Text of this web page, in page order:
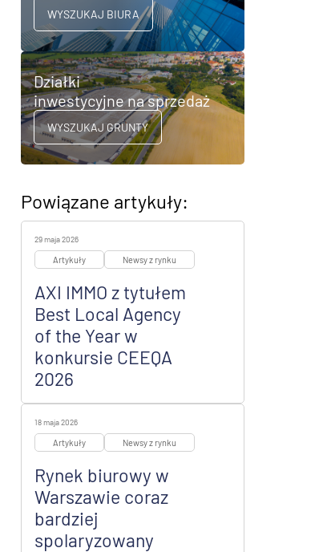
WYSZUKAJ BIURA
Działki
inwestycyjne na sprzedaż
WYSZUKAJ GRUNTY
Powiązane artykuły:
29 maja 2026
Artykuły Newsy z rynku
AXI IMMO z tytułem
Best Local Agency
of the Year w
konkursie CEEQA
2026
18 maja 2026
Artykuły Newsy z rynku
Rynek biurowy w
Warszawie coraz
bardziej
spolaryzowany